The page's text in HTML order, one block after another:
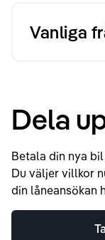
Vanliga
Dela
Betala din nya
Du väljer villkor
din låneansökan